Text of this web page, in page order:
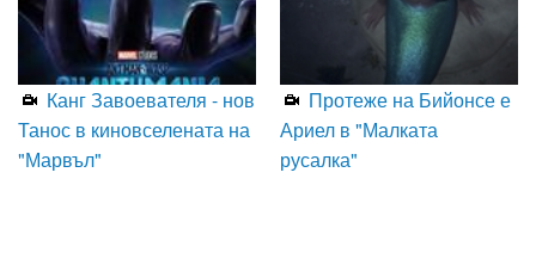
Канг Завоевателя - нов
Танос в киновселената на
"Марвъл"
Протеже на Бийонсе е
Ариел в "Малката
русалка"